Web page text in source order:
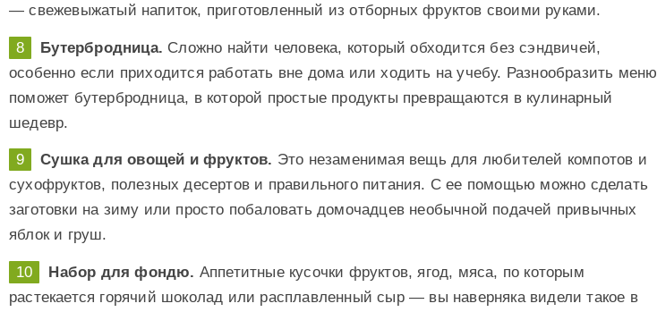
— свежевыжатый напиток, приготовленный из отборных фруктов своими руками.
Бутербродница. Сложно найти человека, который обходится без сэндвичей,
особенно если приходится работать вне дома или ходить на учебу. Разнообразить меню
поможет бутербродница, в которой простые продукты превращаются в кулинарный
шедевр.
Сушка для овощей и фруктов. Это незаменимая вещь для любителей компотов и
сухофруктов, полезных десертов и правильного питания. С ее помощью можно сделать
заготовки на зиму или просто побаловать домочадцев необычной подачей привычных
яблок и груш.
Набор для фондю. Аппетитные кусочки фруктов, ягод, мяса, по которым
растекается горячий шоколад или расплавленный сыр — вы наверняка видели такое в